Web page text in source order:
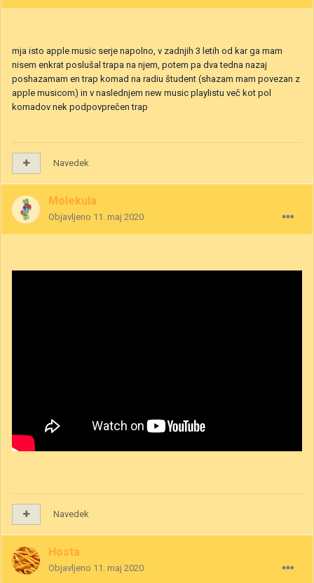
mja isto apple music serje napolno, v zadnjih 3 letih od kar ga mam
nisem enkrat poslušal trapa na njem, potem pa dva tedna nazaj
poshazamam en trap komad na radiu študent (shazam mam povezan z
apple musicom) in v naslednjem new music playlistu več kot pol
komadov nek podpovprečen trap
Navedek
Molekula
Objavljeno 11. maj 2020
Navedek
Hosta
Objavljeno 11. maj 2020